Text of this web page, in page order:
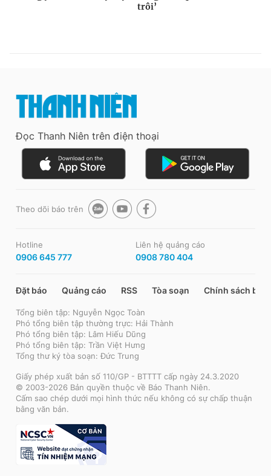
Đọc Thanh Niên trên điện thoại
Theo dõi báo trên
Hotline
0906 645 777
Liên hệ quảng cáo
0908 780 404
Đặt báo Quảng cáo RSS Tòa soạn Chính sách bảo
Tổng biên tập: Nguyễn Ngọc Toàn
Phó tổng biên tập thường trực: Hải Thành
Phó tổng biên tập: Lâm Hiếu Dũng
Phó tổng biên tập: Trần Việt Hưng
Tổng thư ký tòa soạn: Đức Trung
Giấy phép xuất bản số 110/GP - BTTTT cấp ngày 24.3.2020
© 2003-2026 Bản quyền thuộc về Báo Thanh Niên.
Cấm sao chép dưới mọi hình thức nếu không có sự chấp thuận
bằng văn bản.